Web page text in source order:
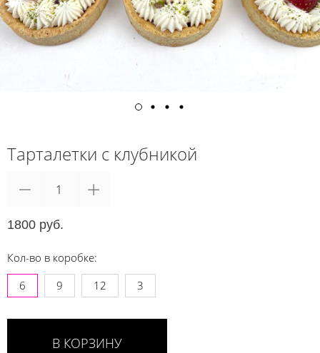
Тарталетки с клубникой
1800 руб.
Кол-во в коробке:
6
9 12 3
В КОРЗИНУ